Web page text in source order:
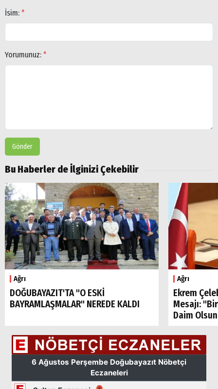
İsim: *
Yorumunuz: *
Gönder
Bu Haberler de İlginizi Çekebilir
Ağrı
DOĞUBAYAZIT'TA "O ESKİ
BAYRAMLAŞMALAR" NEREDE KALDI
Ağrı
Ekrem
Mesajı:
Daim